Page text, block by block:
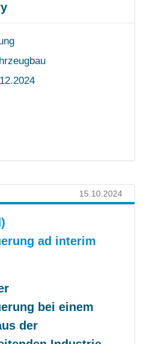
15.10.2024
ad interim
bei einem
der